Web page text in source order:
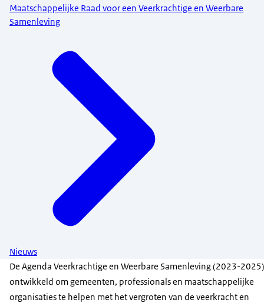
Maatschappelijke Raad voor een Veerkrachtige en Weerbare
Samenleving
Nieuws
De Agenda Veerkrachtige en Weerbare Samenleving (2023-
ontwikkeld om gemeenten, professionals en maatschappelijke
organisaties te helpen met het vergroten van de veerkracht en